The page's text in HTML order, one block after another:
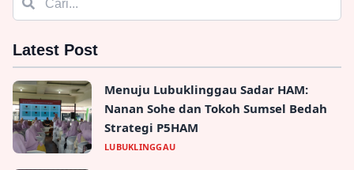
Ekonomi Meroket: KAI Palembang
Tambah Kereta, Liburan Sekolah Asyik!
Sumsel - 17, Jun, 2025, 16:36:12